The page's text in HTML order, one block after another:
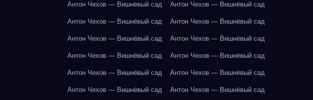
Антон Чехов — Вишнёвый сад Антон Чехов — Вишнёвый сад
Антон Чехов — Вишнёвый сад Антон Чехов — Вишнёвый сад
Антон Чехов — Вишнёвый сад Антон Чехов — Вишнёвый сад
Антон Чехов — Вишнёвый сад Антон Чехов — Вишнёвый сад
Антон Чехов — Вишнёвый сад Антон Чехов — Вишнёвый сад
Антон Чехов — Вишнёвый сад Антон Чехов — Вишнёвый сад